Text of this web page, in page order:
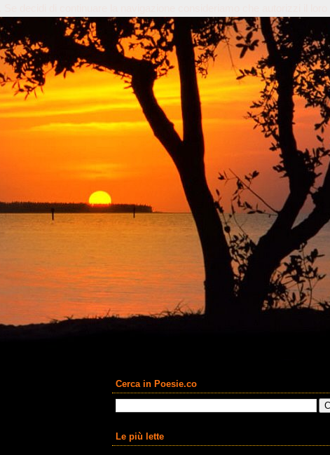
Cerca in Poesie.co
Le più lette